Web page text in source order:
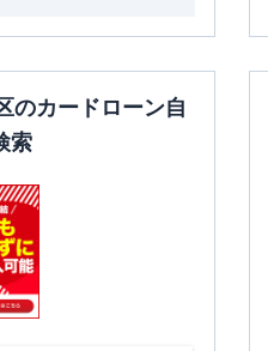
のカードローン自
索